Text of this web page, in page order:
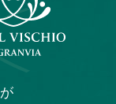
が